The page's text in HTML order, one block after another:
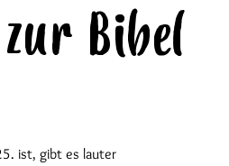
Bibel
ist, gibt es lauter